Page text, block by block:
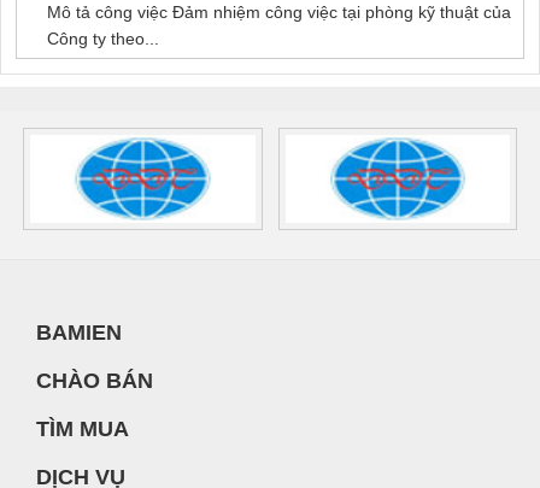
Mô tả công việc Đảm nhiệm công việc tại phòng kỹ thuật của
Công ty theo...
BAMIEN
CHÀO BÁN
TÌM MUA
DỊCH VỤ